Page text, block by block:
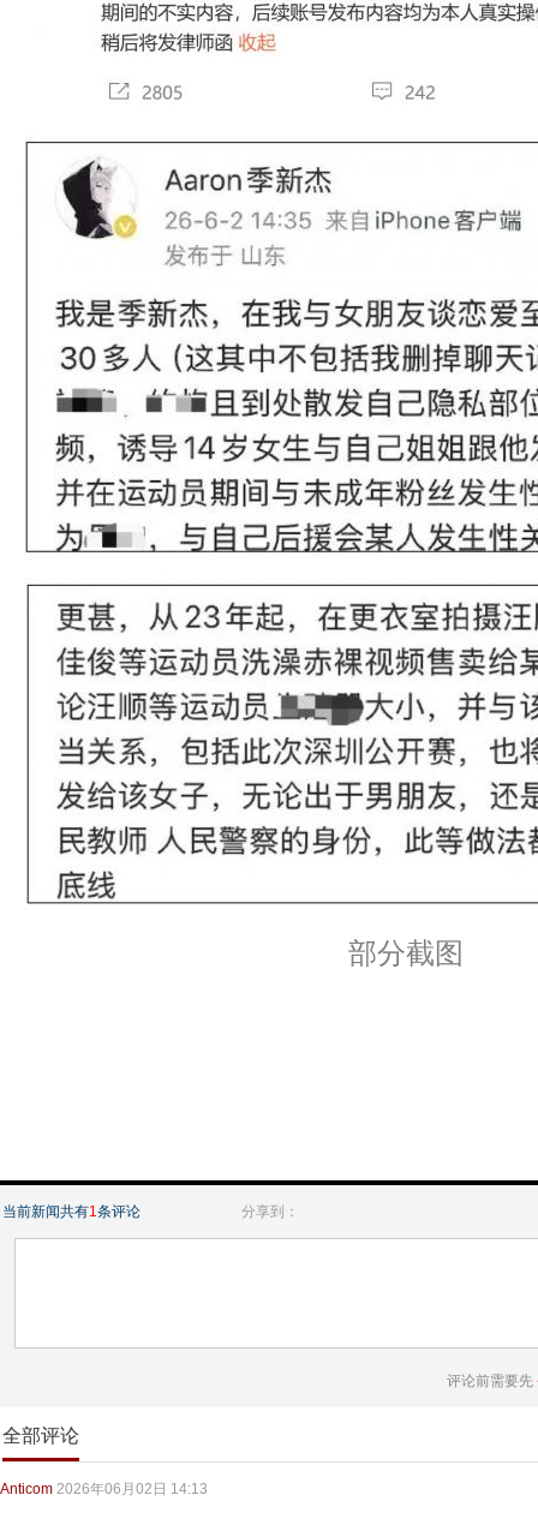
部分截图
当前新闻共有1条评论 分享到：
评论前需要先
全部评论
Anticom 2026年06月02日 14:13